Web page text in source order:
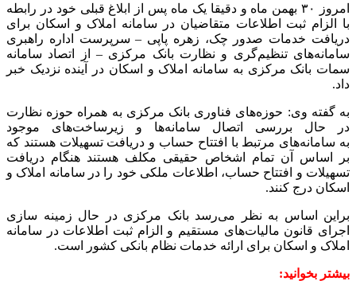
امروز ۳۰ بهمن ماه و دقیقا یک ماه پس از ابلاغ قبلی خود در رابطه
با الزام ثبت اطلاعات متقاضیان در سامانه املاک و اسکان برای
دریافت خدمات صدور چک، زهره پاپی – سرپرست اداره راهبری
سامانه‌های تنظیم‌گری و نظارت بانک مرکزی – از اتصاد سامانه
سمات بانک مرکزی به سامانه املاک و اسکان در آینده نزدیک خبر
داد.
به گفته وی: حوزه‌های فناوری بانک مرکزی به همراه حوزه نظارت
در حال بررسی اتصال سامانه‌ها و زیرساخت‌های موجود
به سامانه‌های مرتبط با افتتاح حساب و دریافت تسهیلات هستند که
بر اساس آن تمام اشخاص حقیقی مکلف هستند هنگام دریافت
تسهیلات و افتتاح حساب، اطلاعات ملکی خود را در سامانه املاک و
اسکان درج کنند.
براین اساس به نظر می‌رسد بانک مرکزی در حال زمینه سازی
اجرای قانون مالیات‌های مستقیم و الزام ثبت اطلاعات در سامانه
املاک و اسکان برای ارائه خدمات نظام بانکی کشور است.
بیشتر بخوانید: